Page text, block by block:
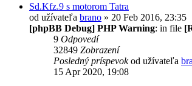
Sd.Kfz.9 s motorom Tatra
od užívateľa brano » 20 Feb 2016, 23:35
[phpBB Debug] PHP Warning: in file
9 Odpovedí
32849 Zobrazení
Posledný príspevokod užívateľa
15 Apr 2020, 19:08